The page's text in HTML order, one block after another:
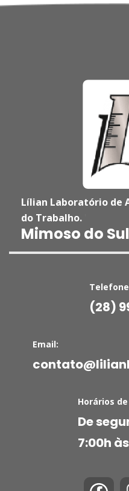
Lílian Laboratório de
do Trabalho.
Mimoso do
(28)
Email:
Horários
De
7:00h